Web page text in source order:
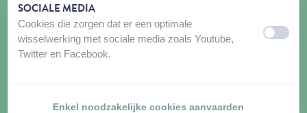
L'ANTRE DES PATTES
Rue du Centre 297
6250AISEAU
SOCIALE MEDIA
Cookies die zorgen dat er een optimale
wisselwerking met sociale media zoals Youtube,
Twitter en Facebook.
uit aan
Enkel noodzakelijke cookies aanvaarden